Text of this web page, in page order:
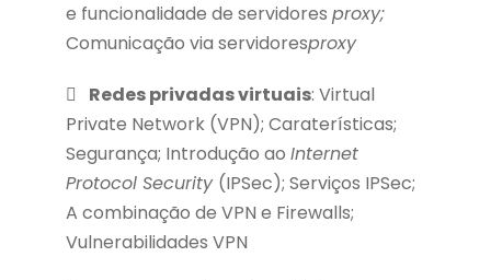
e funcionalidade de servidores proxy;
Comunicação via servidoresproxy
Redes privadas virtuais: Virtual
Private Network (VPN); Caraterísticas;
Segurança; Introdução ao Internet
Protocol Security (IPSec); Serviços IPSec;
A combinação de VPN e Firewalls;
Vulnerabilidades VPN